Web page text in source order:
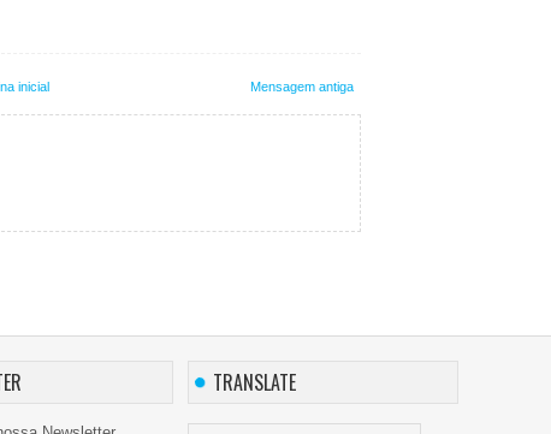
Mensagem antiga
inicial
TRANSLATE